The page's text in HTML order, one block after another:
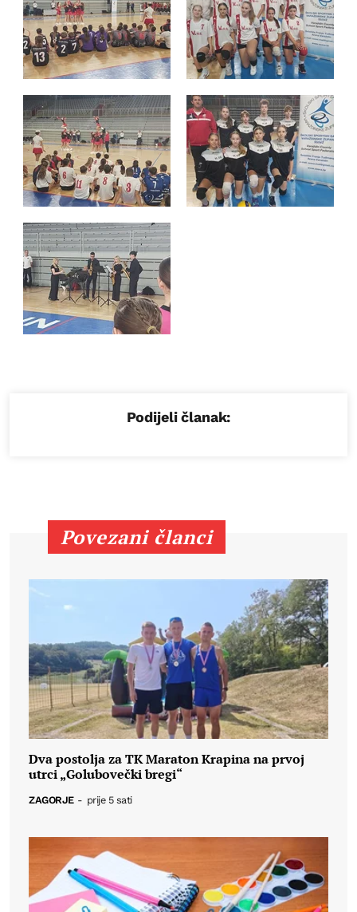
Podijeli članak:
Povezani članci
Dva postolja za TK Maraton Krapina na prvoj
utrci „Golubovečki bregi“
ZAGORJE - prije 5 sati